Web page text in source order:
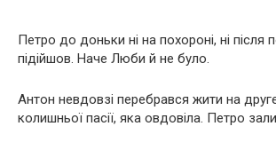
Петро до доньки ні на поxoроні, ні після
підійшов. Наче Люби й не було.
Антон невдовзі перебрався жити на
колишньої пасії, яка овдoвіла. Петро